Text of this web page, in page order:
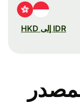
IDR إلى HKD